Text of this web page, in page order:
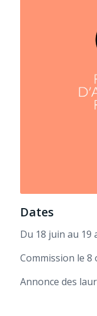
Dates
Du 18 juin au 19
Commission le 8
Annonce des